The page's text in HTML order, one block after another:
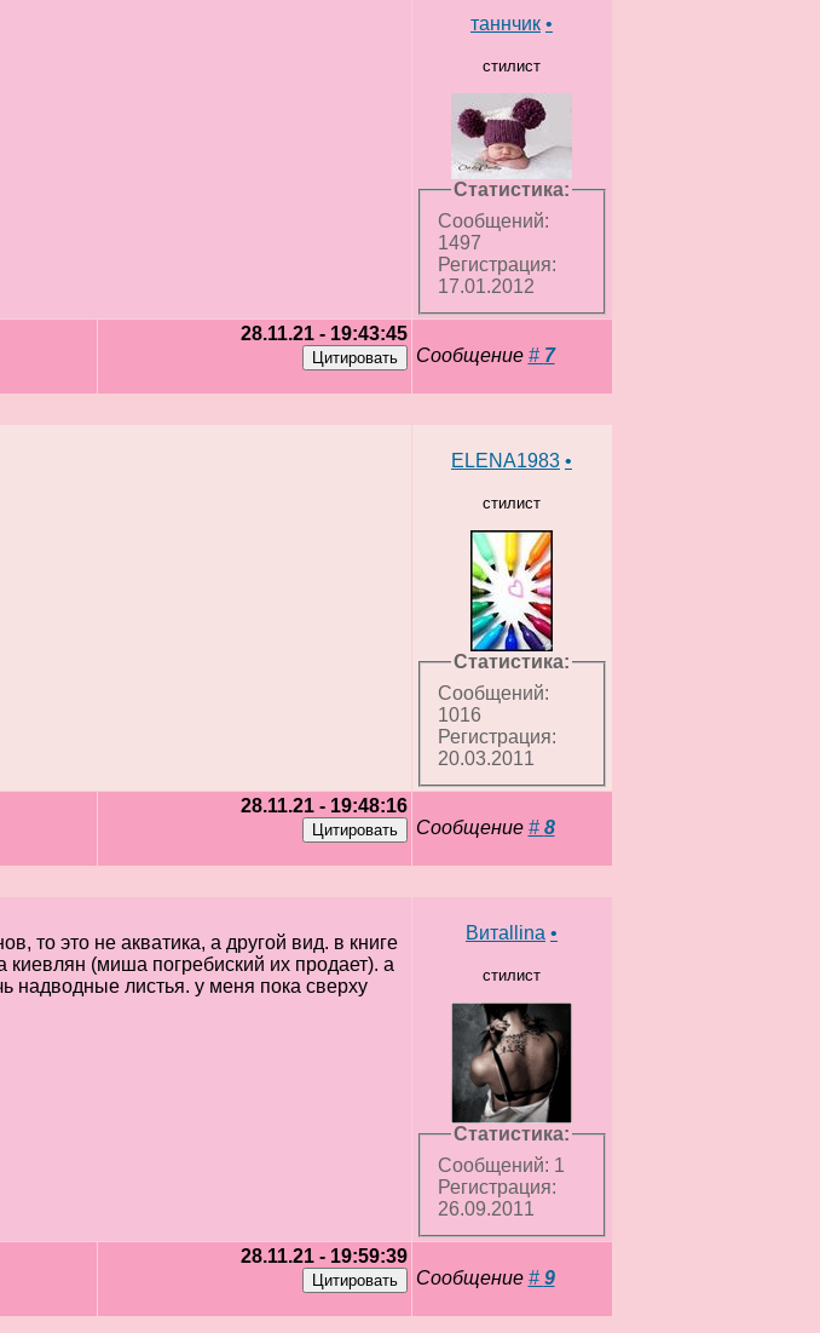
таннчик •
стилист
Статистика:
Сообщений:
1497
Регистрация:
17.01.2012
28.11.21 - 19:43:45
Сообщение # 7
ELENA1983 •
стилист
Статистика:
Сообщений:
1016
Регистрация:
20.03.2011
28.11.21 - 19:48:16
Сообщение # 8
то это не акватика, а другой вид. в книге
киевлян (миша погребиский их продает). а
надводные листья. у меня пока сверху
Витаllina •
стилист
Статистика:
Сообщений: 1
Регистрация:
26.09.2011
28.11.21 - 19:59:39
Сообщение # 9